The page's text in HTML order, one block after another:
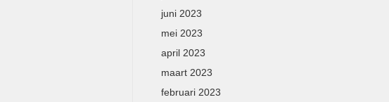
juni 2023
mei 2023
april 2023
maart 2023
februari 2023